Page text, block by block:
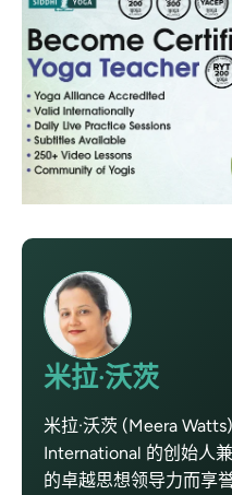
米拉·沃茨
米拉·沃茨 (Meera
International 的创始人
的卓越思想领导力而享